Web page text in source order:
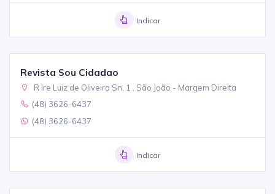
Indicar
Revista Sou Cidadao
R Ire Luiz de Oliveira Sn, 1 , São João - Margem Direita
(48) 3626-6437
(48) 3626-6437
Indicar